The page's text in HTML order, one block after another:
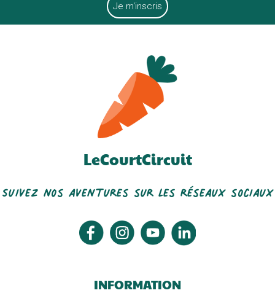
LeCourtCircuit
Suivez nos aventures sur les réseaux sociaux
INFORMATION